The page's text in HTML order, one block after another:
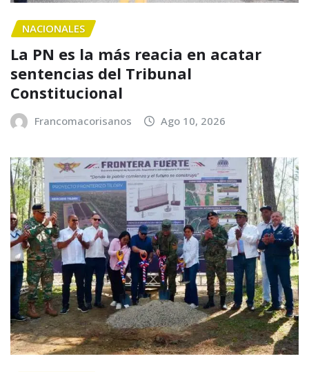
NACIONALES
La PN es la más reacia en acatar
sentencias del Tribunal
Constitucional
Francomacorisanos Ago 10, 2026